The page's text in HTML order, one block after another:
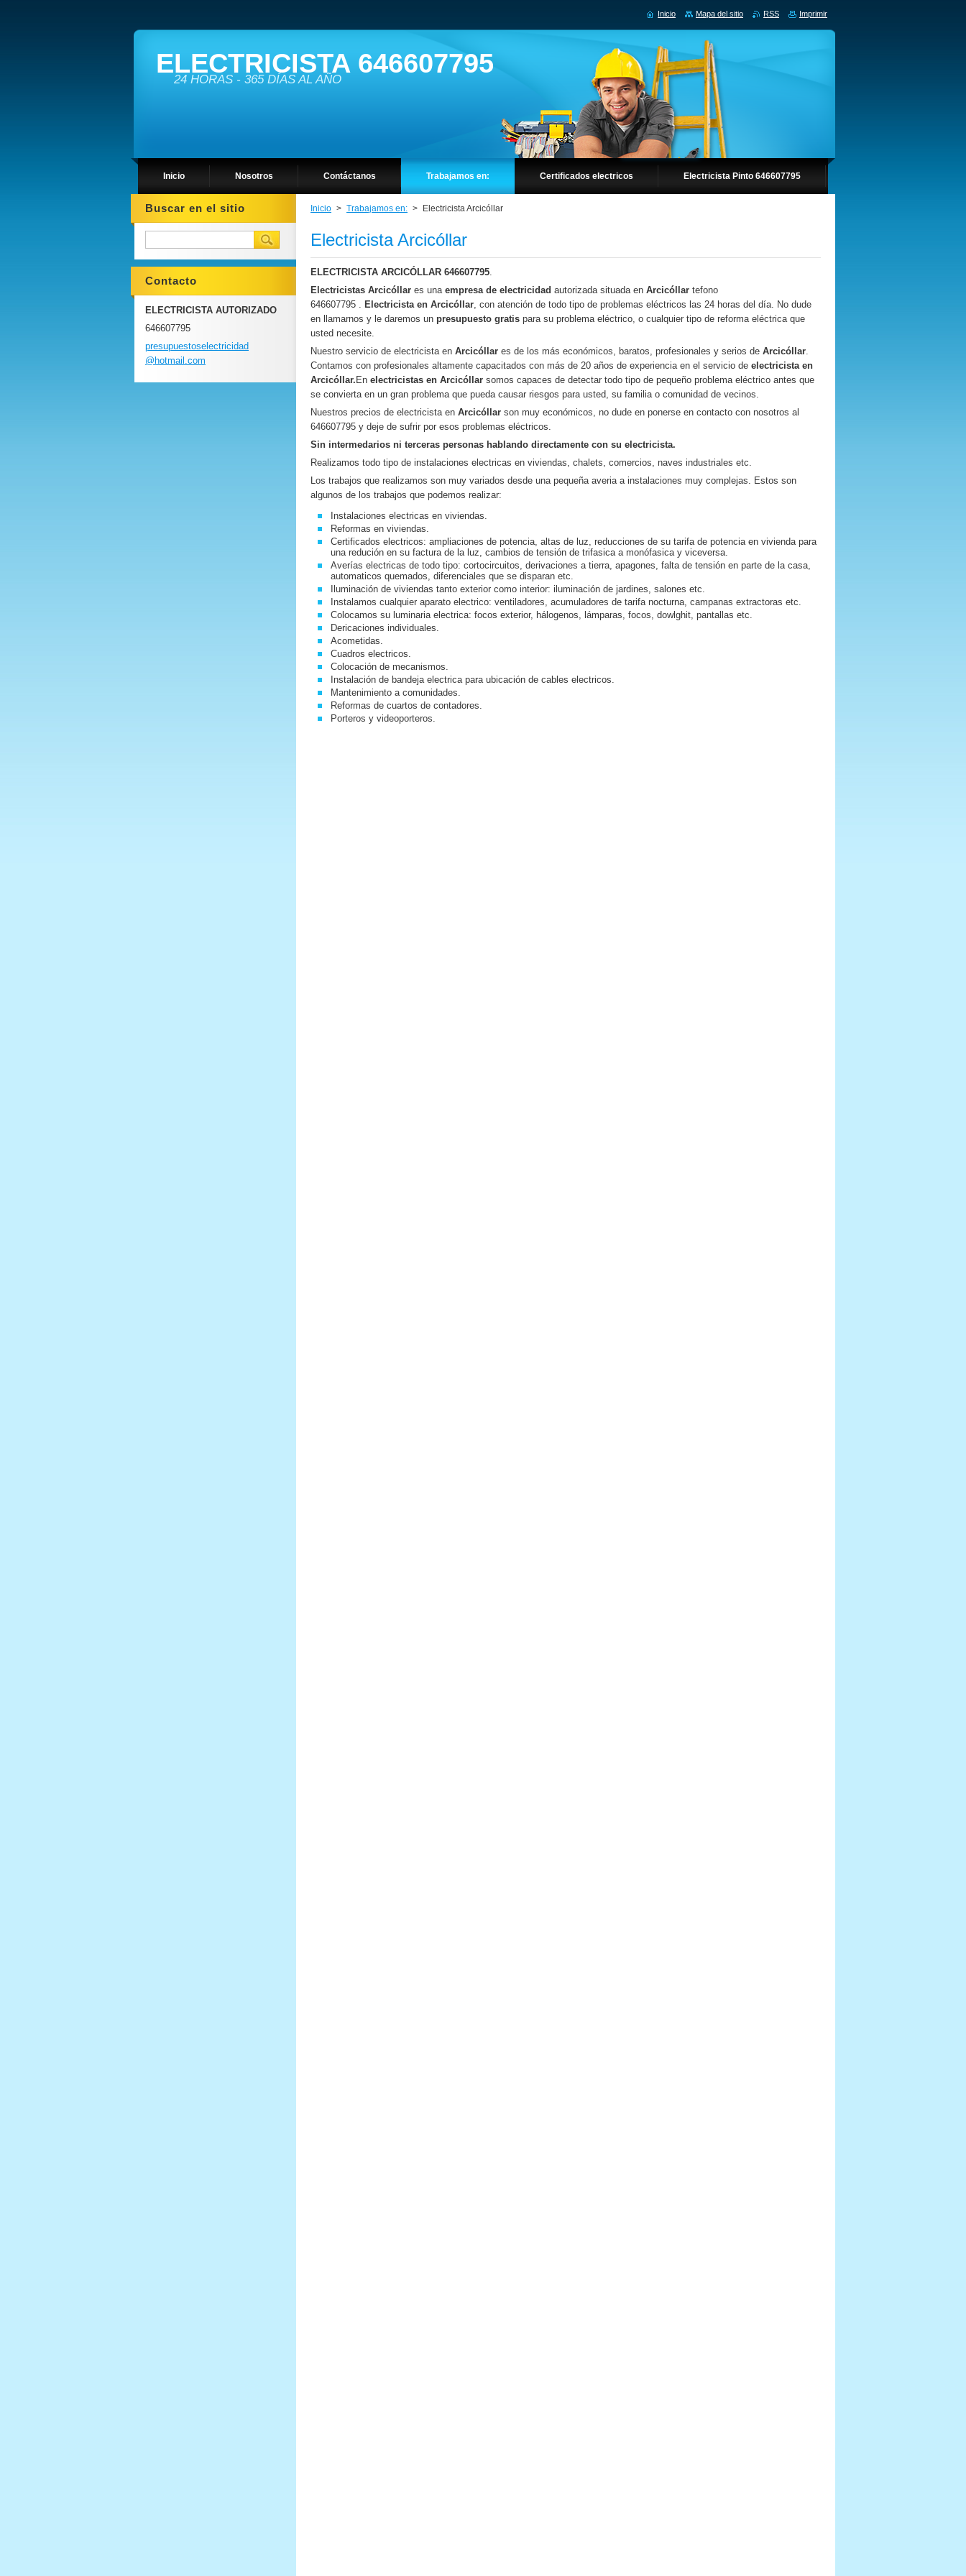
ELECTRICISTA 646607795
24 HORAS - 365 DÍAS AL AÑO
Inicio Nosotros Contáctanos Trabajamos en: Certificados electricos Electricista Pinto 646607795
Inicio > Trabajamos en: > Electricista Arcicóllar
Electricista Arcicóllar
ELECTRICISTA ARCICÓLLAR 646607795.
Electricistas Arcicóllar es una empresa de electricidad autorizada situada en Arcicóllar tefono
646607795 . Electricista en Arcicóllar, con atención de todo tipo de problemas eléctricos las 24 horas del día. No dude
en llamarnos y le daremos un presupuesto gratis para su problema eléctrico, o cualquier tipo de reforma eléctrica que
usted necesite.
Nuestro servicio de electricista en Arcicóllar es de los más económicos, baratos, profesionales y serios de Arcicóllar.
Contamos con profesionales altamente capacitados con más de 20 años de experiencia en el servicio de electricista en
Arcicóllar. En electricistas en Arcicóllar somos capaces de detectar todo tipo de pequeño problema eléctrico antes que
se convierta en un gran problema que pueda causar riesgos para usted, su familia o comunidad de vecinos.
Nuestros precios de electricista en Arcicóllar son muy económicos, no dude en ponerse en contacto con nosotros al
646607795 y deje de sufrir por esos problemas eléctricos.
Sin intermedarios ni terceras personas hablando directamente con su electricista.
Realizamos todo tipo de instalaciones electricas en viviendas, chalets, comercios, naves industriales etc.
Los trabajos que realizamos son muy variados desde una pequeña averia a instalaciones muy complejas. Estos son
algunos de los trabajos que podemos realizar:
Instalaciones electricas en viviendas.
Reformas en viviendas.
Certificados electricos: ampliaciones de potencia, altas de luz, reducciones de su tarifa de potencia en vivienda para
una redución en su factura de la luz, cambios de tensión de trifasica a monófasica y viceversa.
Averías electricas de todo tipo: cortocircuitos, derivaciones a tierra, apagones, falta de tensión en parte de la casa,
automaticos quemados, diferenciales que se disparan etc.
Iluminación de viviendas tanto exterior como interior: iluminación de jardines, salones etc.
Instalamos cualquier aparato electrico: ventiladores, acumuladores de tarifa nocturna, campanas extractoras etc.
Colocamos su luminaria electrica: focos exterior, hálogenos, lámparas, focos, dowlghit, pantallas etc.
Dericaciones individuales.
Acometidas.
Cuadros electricos.
Colocación de mecanismos.
Instalación de bandeja electrica para ubicación de cables electricos.
Mantenimiento a comunidades.
Reformas de cuartos de contadores.
Porteros y videoporteros.
Buscar en el sitio
Contacto
ELECTRICISTA AUTORIZADO
646607795
presupuestoselectricidad
@hotmail .com
Inicio Mapa del sitio RSS Imprimir